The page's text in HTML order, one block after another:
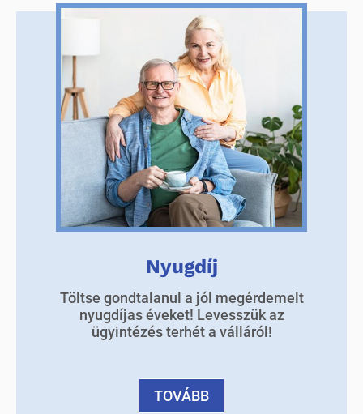
Nyugdíj
Töltse gondtalanul a jól megérdemelt
nyugdíjas éveket! Levesszük az
ügyintézés terhét a válláról!
TOVÁBB